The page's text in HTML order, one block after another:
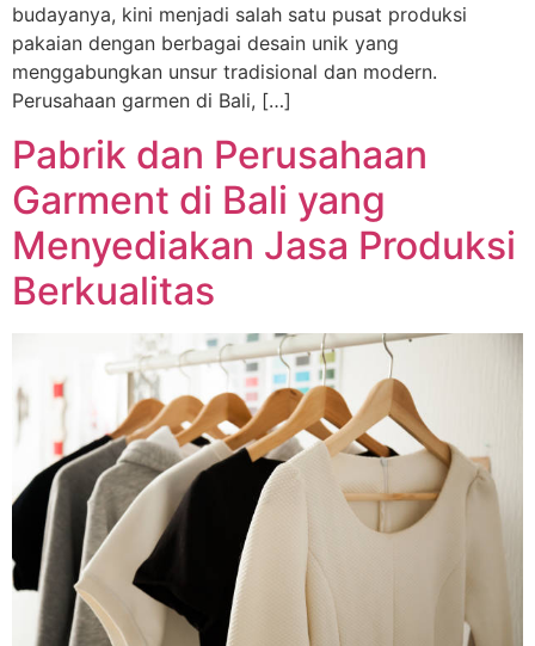
budayanya, kini menjadi salah satu pusat produksi
pakaian dengan berbagai desain unik yang
menggabungkan unsur tradisional dan modern.
Perusahaan garmen di Bali, […]
Pabrik dan Perusahaan
Garment di Bali yang
Menyediakan Jasa Produksi
Berkualitas